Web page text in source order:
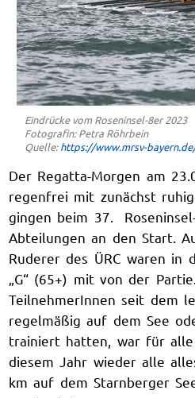
Eindrücke vom Roseninsel-8er 2023
Fotografin: Petra Röhrbein
Quelle:https://www.mrsv-
Der Regatta-Morgen am
regenfrei mit zunächst
gingen beim 37.
Abteilungen an den Start.
Ruderer des ÜRC waren in
„G“ (65+) mit von der
TeilnehmerInnen seit dem
regelmäßig auf dem See
trainiert hatten, war für alle
diesem Jahr wieder alle
km auf dem Starnberger